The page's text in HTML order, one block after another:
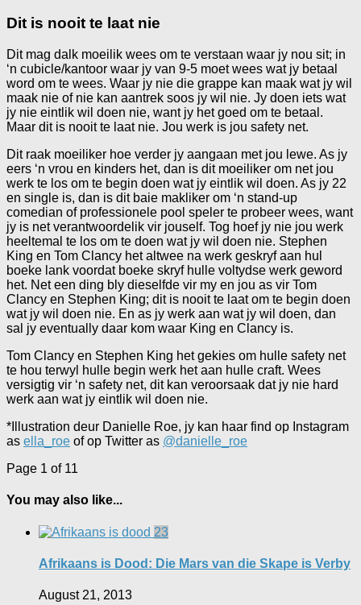
Dit is nooit te laat nie
Dit mag dalk moeilik wees om te verstaan waar jy nou sit; in
‘n cubicle/kantoor waar jy van 9-5 moet wees wat jy betaal
word om te wees. Waar jy nie die grappe kan maak wat jy wil
maak nie of nie kan aantrek soos jy wil nie. Jy doen iets wat
jy nie eintlik wil doen nie, want jy het goed om te betaal.
Maar dit is nooit te laat nie. Jou werk is jou safety net.
Dit raak moeiliker hoe verder jy aangaan met jou lewe. As jy
eers ‘n vrou en kinders het, dan is dit moeiliker om net jou
werk te los om te begin doen wat jy eintlik wil doen. As jy 22
en single is, dan is dit baie makliker om ‘n stand-up
comedian of professionele pool speler te probeer wees, want
jy is net verantwoordelik vir jouself. Tog hoef jy nie jou werk
heeltemal te los om te doen wat jy wil doen nie. Stephen
King en Tom Clancy het altwee na werk geskryf aan hul
boeke lank voordat boeke skryf hulle voltydse werk geword
het. Net een ding bly dieselfde vir my en jou as vir Tom
Clancy en Stephen King; dit is nooit te laat om te begin doen
wat jy wil doen nie. En as jy werk aan wat jy wil doen, dan
sal jy eventually daar kom waar King en Clancy is.
Tom Clancy en Stephen King het gekies om hulle safety net
te hou terwyl hulle begin werk het aan hulle craft. Wees
versigtig vir ‘n safety net, dit kan veroorsaak dat jy nie hard
werk aan wat jy eintlik wil doen nie.
*Illustration deur Danielle Roe, jy kan haar find op Instagram
as ella_roe of op Twitter as @danielle_roe
Page 1 of 11
You may also like...
23
Afrikaans is Dood: Die Mars van die Skape is Verby
August 21, 2013